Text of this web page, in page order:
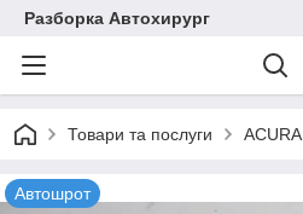
Разборка Автохирург
Товари та послуги ACURA
Автошрот